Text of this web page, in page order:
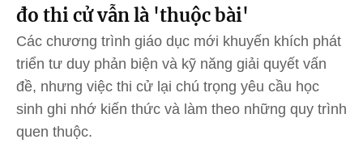
đo thi cử vẫn là 'thuộc bài'
Các chương trình giáo dục mới khuyến khích phát
triển tư duy phản biện và kỹ năng giải quyết vấn
đề, nhưng việc thi cử lại chú trọng yêu cầu học
sinh ghi nhớ kiến thức và làm theo những quy trình
quen thuộc.